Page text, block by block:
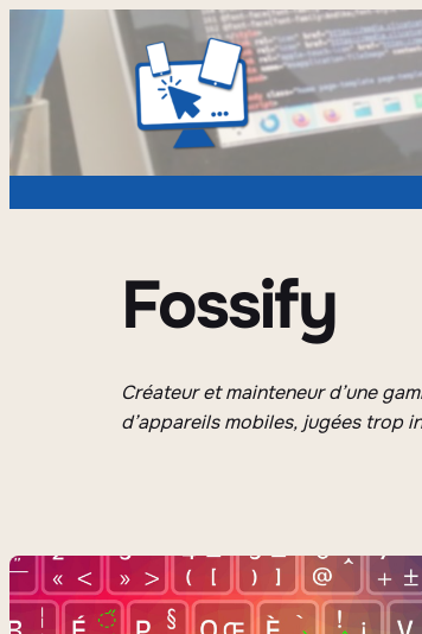
Fossify
Créateur et mainteneur d’une
d’appareils mobiles, jugées trop